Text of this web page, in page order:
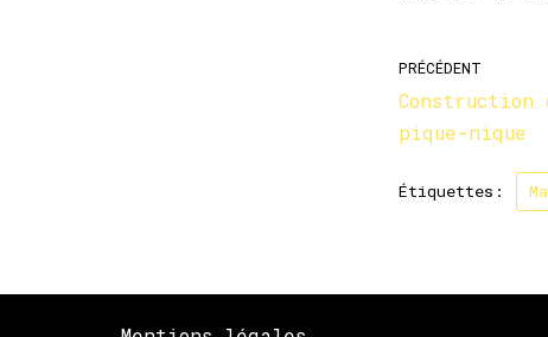
PRÉCÉDENT
Construction
pique-nique
Étiquettes: